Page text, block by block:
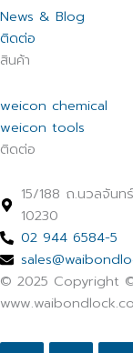
News & Blog
ติดต่อ
สินค้า
weicon chemical
weicon tools
ติดต่อ
15/188 ถ.นวลจัน
10230
02 944 6584-5
© 2025 Copyright